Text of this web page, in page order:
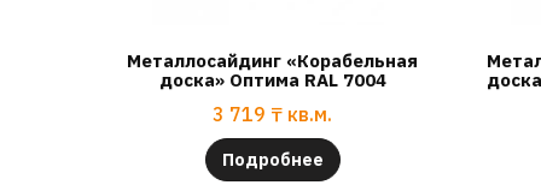
Металлосайдинг «Корабельная
доска» Оптима RAL 7004
3 719 ₸ кв.м.
Подробнее